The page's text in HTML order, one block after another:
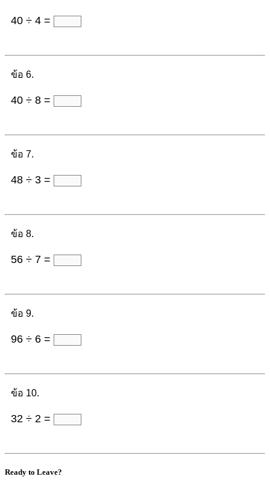
40 ÷ 4 =
ข้อ 6.
40 ÷ 8 =
ข้อ 7.
48 ÷ 3 =
ข้อ 8.
56 ÷ 7 =
ข้อ 9.
96 ÷ 6 =
ข้อ 10.
32 ÷ 2 =
Ready to Leave?